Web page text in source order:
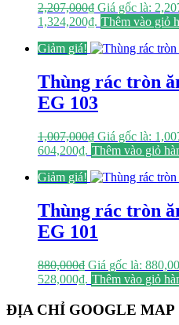
2,207,000₫ Giá gốc là:
1,324,200₫. Thêm vào giỏ
Giảm giá!
Thùng rác tròn
EG 103
1,007,000₫ Giá gốc là:
604,200₫. Thêm vào giỏ
Giảm giá!
Thùng rác tròn
EG 101
880,000₫ Giá gốc là:
528,000₫. Thêm vào giỏ
ĐỊA CHỈ GOOGLE MAP